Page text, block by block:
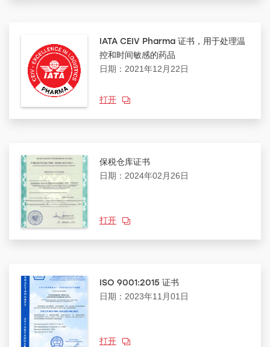
IATA CEIV Pharma 证书，用于处理温
控和时间敏感的药品
日期：2021年12月22日
打开
保税仓库证书
日期：2024年02月26日
打开
ISO 9001:2015 证书
日期：2023年11月01日
打开